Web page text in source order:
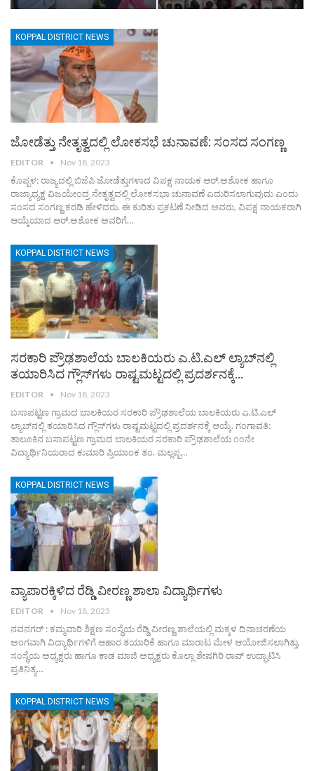
KOPPAL DISTRICT NEWS
ಜೋಡೆತ್ತು ನೇತೃತ್ವದಲ್ಲಿ ಲೋಕಸಭೆ ಚುನಾವಣೆ: ಸಂಸದ ಸಂಗಣ್ಣ
EDITOR Nov 18, 2023
ಕೊಪ್ಪಳ: ರಾಜ್ಯದಲ್ಲಿ ಬಿಜೆಪಿ ಜೋಡೆತ್ತುಗಳಾದ ವಿಪಕ್ಷ ನಾಯಕ ಆರ್.ಅಶೋಕ ಹಾಗೂ
ರಾಜ್ಯಾಧ್ಯಕ್ಷ ವಿಜಯೇಂದ್ರ ನೇತೃತ್ವದಲ್ಲಿ ಲೋಕಸಭಾ ಚುನಾವಣೆ ಎದುರಿಸಲಾಗುವುದು ಎಂದು
ಸಂಸದ ಸಂಗಣ್ಣ ಕರಡಿ ಹೇಳಿದರು. ಈ ಕುರಿತು ಪ್ರಕಟಣೆ ನೀಡಿದ ಅವರು, ವಿಪಕ್ಷ ನಾಯಕರಾಗಿ
ಆಯ್ಕೆಯಾದ ಆರ್.ಅಶೋಕ ಅವರಿಗೆ…
KOPPAL DISTRICT NEWS
ಸರಕಾರಿ ಪ್ರೌಢಶಾಲೆಯ ಬಾಲಕಿಯರು ಎ.ಟಿ.ಎಲ್ ಲ್ಯಾಬ್‌ನಲ್ಲಿ
ತಯಾರಿಸಿದ ಗ್ಲೌಸ್‌ಗಳು ರಾಷ್ಟಮಟ್ಟದಲ್ಲಿ ಪ್ರದರ್ಶನಕ್ಕೆ…
EDITOR Nov 18, 2023
ಬಸಾಪಟ್ಟಣ ಗ್ರಾಮದ ಬಾಲಕಿಯರ ಸರಕಾರಿ ಪ್ರೌಢಶಾಲೆಯ ಬಾಲಕಿಯರು ಎ.ಟಿ.ಎಲ್
ಲ್ಯಾಬ್‌ನಲ್ಲಿ ತಯಾರಿಸಿದ ಗ್ಲೌಸ್‌ಗಳು ರಾಷ್ಟಮಟ್ಟದಲ್ಲಿ ಪ್ರದರ್ಶನಕ್ಕೆ ಆಯ್ಕೆ. ಗಂಗಾವತಿ:
ತಾಲೂಕಿನ ಬಸಾಪಟ್ಟಣ ಗ್ರಾಮದ ಬಾಲಕಿಯರ ಸರಕಾರಿ ಪ್ರೌಢಶಾಲೆಯ ೧೦ನೇ
ವಿದ್ಯಾರ್ಥಿನಿಯರಾದ ಕುಮಾರಿ ಪ್ರಿಯಾಂಕ ತಂ. ಮಲ್ಲಪ್ಪ…
KOPPAL DISTRICT NEWS
ವ್ಯಾಪಾರಕ್ಕಿಳಿದ ರೆಡ್ಡಿ ವೀರಣ್ಣ ಶಾಲಾ ವಿದ್ಯಾರ್ಥಿಗಳು
EDITOR Nov 18, 2023
ನವನಗರ್ : ಕಮ್ಮವಾರಿ ಶಿಕ್ಷಣ ಸಂಸ್ಥೆಯ ರೆಡ್ಡಿ ವೀರಣ್ಣ ಶಾಲೆಯಲ್ಲಿ ಮಕ್ಕಳ ದಿನಾಚರಣೆಯ
ಅಂಗವಾಗಿ ವಿದ್ಯಾರ್ಥಿಗಳಿಗೆ ಆಹಾರ ತಯಾರಿಕೆ ಹಾಗೂ ಮಾರಾಟ ಮೇಳ ಆಯೋಜಿಸಲಾಗಿತ್ತು,
ಸಂಸ್ಥೆಯ ಅಧ್ಯಕ್ಷರು ಹಾಗೂ ಕಾಡ ಮಾಜಿ ಅಧ್ಯಕ್ಷರು ಕೊಲ್ಲಾ ಶೇಷಗಿರಿ ರಾವ್ ಉದ್ಘಾಟಿಸಿ
ಪ್ರತಿನಿತ್ಯ…
KOPPAL DISTRICT NEWS